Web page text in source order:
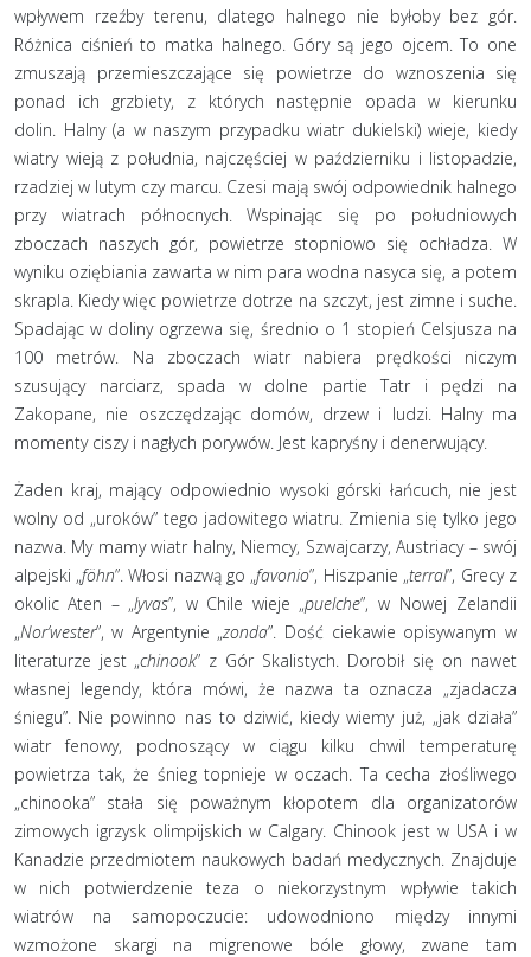
wpływem rzeźby terenu, dlatego halnego nie byłoby bez gór.
Różnica ciśnień to matka halnego. Góry są jego ojcem. To one
zmuszają przemieszczające się powietrze do wznoszenia się
ponad ich grzbiety, z których następnie opada w kierunku
dolin. Halny (a w naszym przypadku wiatr dukielski) wieje, kiedy
wiatry wieją z południa, najczęściej w październiku i listopadzie,
rzadziej w lutym czy marcu. Czesi mają swój odpowiednik halnego
przy wiatrach północnych. Wspinając się po południowych
zboczach naszych gór, powietrze stopniowo się ochładza. W
wyniku oziębiania zawarta w nim para wodna nasyca się, a potem
skrapla. Kiedy więc powietrze dotrze na szczyt, jest zimne i suche.
Spadając w doliny ogrzewa się, średnio o 1 stopień Celsjusza na
100 metrów. Na zboczach wiatr nabiera prędkości niczym
szusujący narciarz, spada w dolne partie Tatr i pędzi na
Zakopane, nie oszczędzając domów, drzew i ludzi. Halny ma
momenty ciszy i nagłych porywów. Jest kapryśny i denerwujący.
Żaden kraj, mający odpowiednio wysoki górski łańcuch, nie jest
wolny od „uroków” tego jadowitego wiatru. Zmienia się tylko jego
nazwa. My mamy wiatr halny, Niemcy, Szwajcarzy, Austriacy – swój
alpejski „föhn”. Włosi nazwą go „favonio”, Hiszpanie „terral”, Grecy z
okolic Aten – „lyvas”, w Chile wieje „puelche”, w Nowej Zelandii
„Nor’wester”, w Argentynie „zonda”. Dość ciekawie opisywanym w
literaturze jest „chinook” z Gór Skalistych. Dorobił się on nawet
własnej legendy, która mówi, że nazwa ta oznacza „zjadacza
śniegu”. Nie powinno nas to dziwić, kiedy wiemy już, „jak działa”
wiatr fenowy, podnoszący w ciągu kilku chwil temperaturę
powietrza tak, że śnieg topnieje w oczach. Ta cecha złośliwego
„chinooka” stała się poważnym kłopotem dla organizatorów
zimowych igrzysk olimpijskich w Calgary. Chinook jest w USA i w
Kanadzie przedmiotem naukowych badań medycznych. Znajduje
w nich potwierdzenie teza o niekorzystnym wpływie takich
wiatrów na samopoczucie: udowodniono między innymi
wzmożone skargi na migrenowe bóle głowy, zwane tam